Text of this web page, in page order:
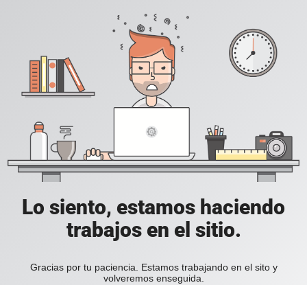
Lo siento, estamos haciendo
trabajos en el sitio.
Gracias por tu paciencia. Estamos trabajando en el sito y
volveremos enseguida.